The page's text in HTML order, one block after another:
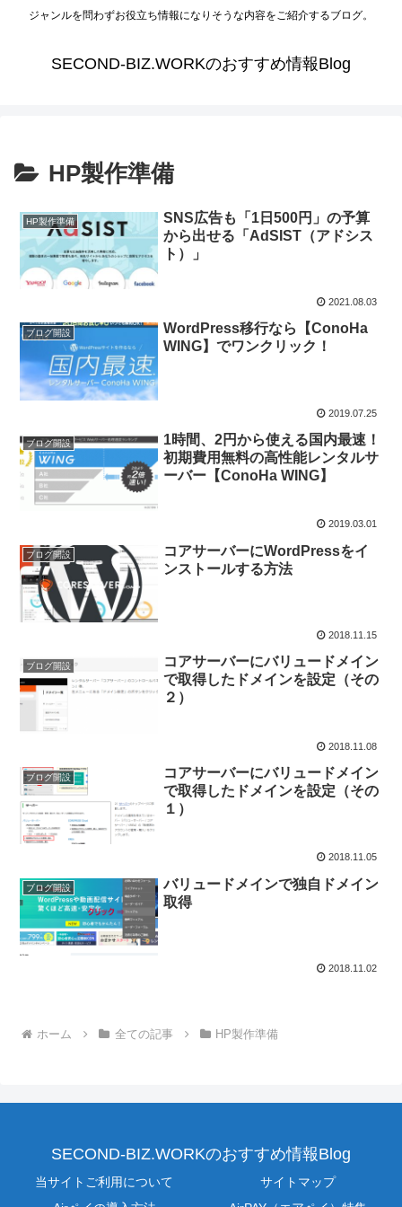
ジャンルを問わずお役立ち情報になりそうな内容をご紹介するブログ。
SECOND-BIZ.WORKのおすすめ情報Blog
HP製作準備
HP製作準備
SNS広告も「1日500円」の予算
から出せる「AdSIST（アドシス
ト）」
2021.08.03
ブログ開設
WordPress移行なら【ConoHa
WING】でワンクリック！
2019.07.25
ブログ開設
1時間、2円から使える国内最速！
初期費用無料の高性能レンタルサ
ーバー【ConoHa WING】
2019.03.01
ブログ開設
コアサーバーにWordPressをイ
ンストールする方法
2018.11.15
ブログ開設
コアサーバーにバリュードメイン
で取得したドメインを設定（その
２）
2018.11.08
ブログ開設
コアサーバーにバリュードメイン
で取得したドメインを設定（その
１）
2018.11.05
ブログ開設
バリュードメインで独自ドメイン
取得
2018.11.02
ホーム 全ての記事 HP製作準備
SECOND-BIZ.WORKのおすすめ情報Blog
当サイトご利用について
サイトマップ